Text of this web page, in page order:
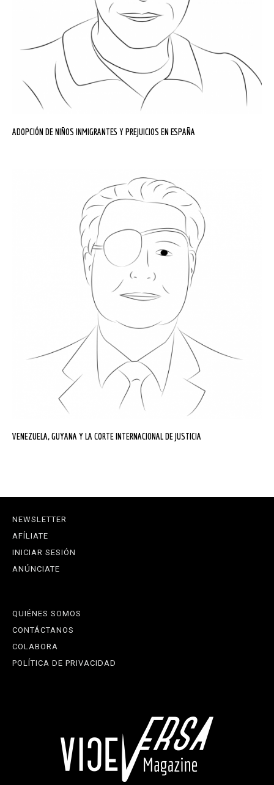
ADOPCIÓN DE NIÑOS INMIGRANTES Y PREJUICIOS EN ESPAÑA
VENEZUELA, GUYANA Y LA CORTE INTERNACIONAL DE JUSTICIA
NEWSLETTER
AFÍLIATE
INICIAR SESIÓN
ANÚNCIATE
QUIÉNES SOMOS
CONTÁCTANOS
COLABORA
POLÍTICA DE PRIVACIDAD